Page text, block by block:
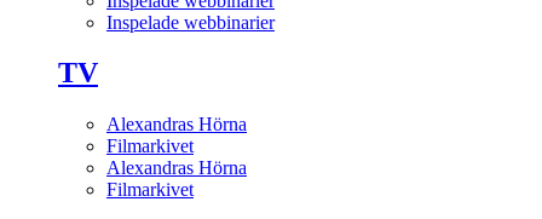
Inspelade webbinarier
TV
Alexandras Hörna
Filmarkivet
Alexandras Hörna
Filmarkivet